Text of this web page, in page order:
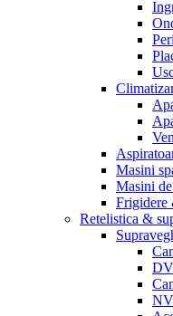
Masini
Masini
Frigidere
Retelistica &